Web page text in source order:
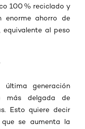
100 % reciclado y
enorme ahorro de
al peso
generación
más delgada de
Esto quiere decir
se aumenta la